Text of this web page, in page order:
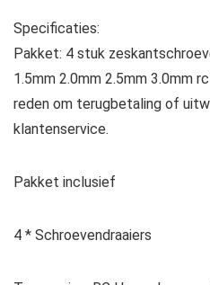
Specificaties:
Pakket: 4 stuk
1.5mm 2.0mm 2.5mm 3.0mm
reden om terugbetaling of
klantenservice.
Pakket inclusief
4 * Schroevendraaiers